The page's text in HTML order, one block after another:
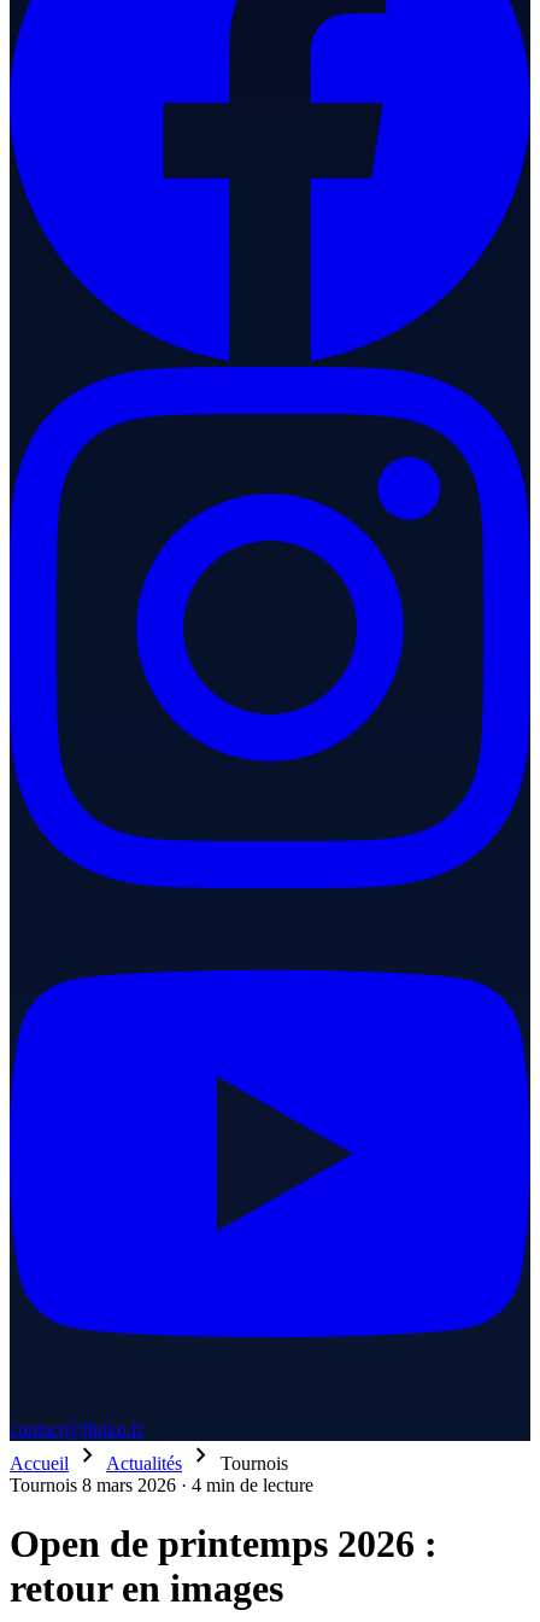
contact@flinko.fr
Accueil
chevron_right Actualités chevron_right
Tournois
Tournois 8 mars 2026 · 4 min de lecture
Open de printemps 2026 :
retour en images